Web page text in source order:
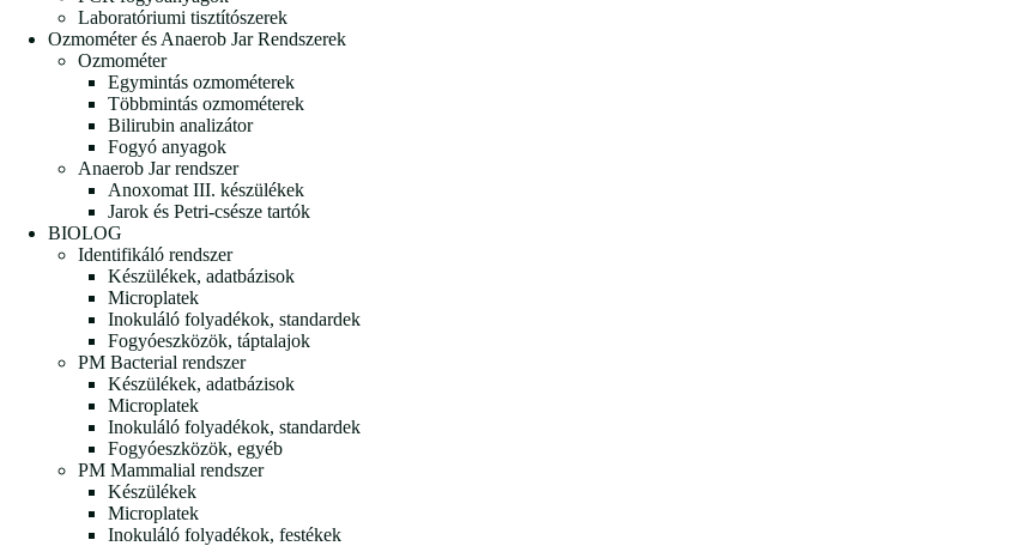
Laboratóriumi tisztítószerek
Ozmométer és Anaerob Jar Rendszerek
Ozmométer
Egymintás ozmométerek
Többmintás ozmométerek
Bilirubin analizátor
Fogyó anyagok
Anaerob Jar rendszer
Anoxomat III. készülékek
Jarok és Petri-csésze tartók
BIOLOG
Identifikáló rendszer
Készülékek, adatbázisok
Microplatek
Inokuláló folyadékok, standardek
Fogyóeszközök, táptalajok
PM Bacterial rendszer
Készülékek, adatbázisok
Microplatek
Inokuláló folyadékok, standardek
Fogyóeszközök, egyéb
PM Mammalial rendszer
Készülékek
Microplatek
Inokuláló folyadékok, festékek